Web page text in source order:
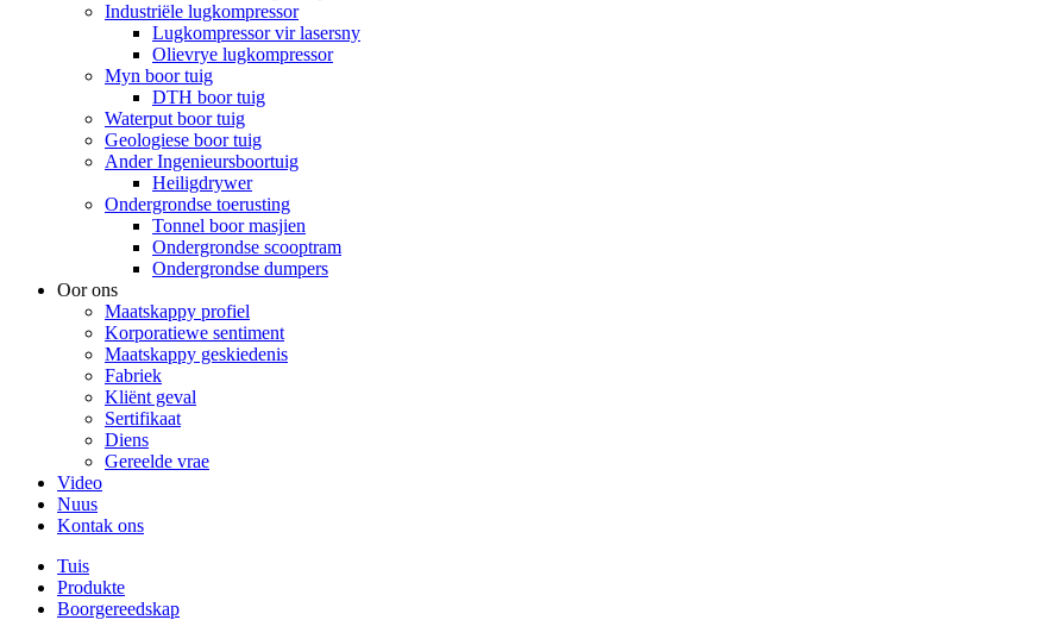
Industriële lugkompressor
Lugkompressor vir lasersny
Olievrye lugkompressor
Myn boor tuig
DTH boor tuig
Waterput boor tuig
Geologiese boor tuig
Ander Ingenieursboortuig
Heiligdrywer
Ondergrondse toerusting
Tonnel boor masjien
Ondergrondse scooptram
Ondergrondse dumpers
Oor ons
Maatskappy profiel
Korporatiewe sentiment
Maatskappy geskiedenis
Fabriek
Kliënt geval
Sertifikaat
Diens
Gereelde vrae
Video
Nuus
Kontak ons
Tuis
Produkte
Boorgereedskap